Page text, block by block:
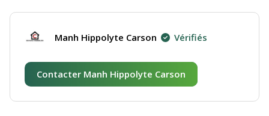
Manh Hippolyte Carson Vérifiés
Contacter Manh Hippolyte Carson